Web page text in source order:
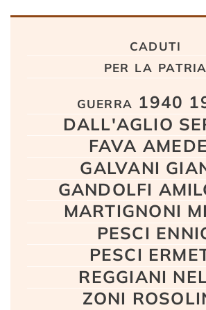
caduti
per la patria
guerra 1940
DALL'AGLIO
FAVA
GALVANI
GANDOLFI
MARTIGNONI
PESCI
PESCI
REGGIANI
ZONI